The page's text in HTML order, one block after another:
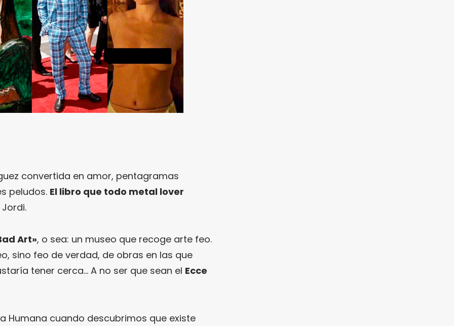
convertida en amor, pentagramas
peludos. El libro que todo metal lover
Art», o sea: un museo que recoge arte feo.
sino feo de verdad, de obras en las que
tener cerca… A no ser que sean el Ecce
Humana cuando descubrimos que existe